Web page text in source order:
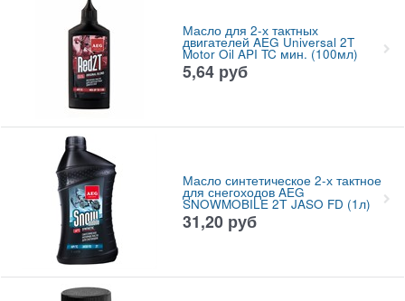
Масло для 2-х тактных
двигателей AEG Universal 2T
Motor Oil API TC мин. (100мл)
5,64 руб
Масло синтетическое 2-х тактное
для снегоходов AEG
SNOWMOBILE 2Т JASO FD (1л)
31,20 руб